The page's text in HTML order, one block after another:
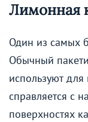
Лимонная
Один из самых
Обычный
используют
справляется с
поверхностях